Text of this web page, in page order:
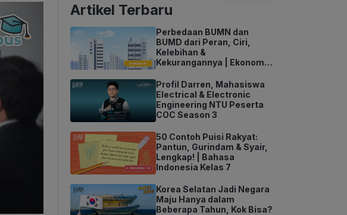
Artikel Terbaru
Perbedaan BUMN dan
BUMD dari Peran, Ciri,
Kelebihan &
Kekurangannya | Ekonomi
Profil Darren, Mahasiswa
Electrical & Electronic
Engineering NTU Peserta
COC Season 3
50 Contoh Puisi Rakyat:
Pantun, Gurindam & Syair,
Lengkap! | Bahasa
Indonesia Kelas 7
Korea Selatan Jadi Negara
Maju Hanya dalam
Beberapa Tahun, Kok Bisa?